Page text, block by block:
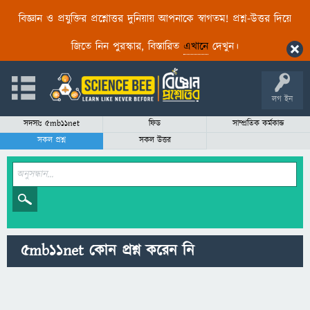
বিজ্ঞান ও প্রযুক্তির প্রশ্নোত্তর দুনিয়ায় আপনাকে স্বাগতম! প্রশ্ন-উত্তর দিয়ে
জিতে নিন পুরস্কার, বিস্তারিত এখানেদেখুন।
লগ ইন
সদস্যঃ 5mb11net ফিড
সাম্প্রতিক কর্মকান্ড
সকল প্রশ্ন
সকল উত্তর
5mb11net কোন প্রশ্ন করেন নি